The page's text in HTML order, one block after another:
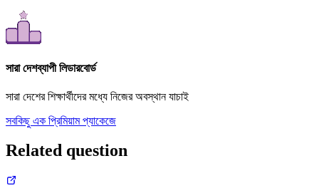
সারা দেশব্যাপী লিডারবোর্ড
সারা দেশের শিক্ষার্থীদের মধ্যে নিজের অবস্থান যাচাই
সবকিছু এক প্রিমিয়াম প্যাকেজে
Related question